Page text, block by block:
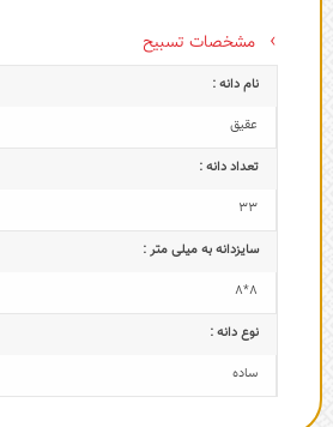
مشخصات تسبیح
نام دانه :
عقیق
تعداد دانه :
33
سایزدانه به میلی متر :
8*8
نوع دانه :
ساده